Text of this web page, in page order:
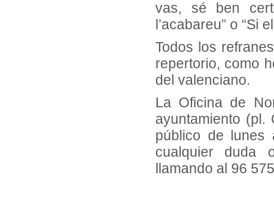
vas, sé ben
l’acabareu” o “Si
Todos los
repertorio, como
del valenciano.
La Oficina de
ayuntamiento
público de
cualquier duda
llamando al 96